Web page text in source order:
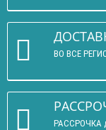
ВО ВСЕ
РАССРОЧКА